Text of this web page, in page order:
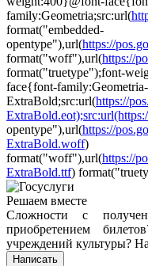
family:Geometria;src:url(
format("embedded-
opentype"),url(https://
format("woff"),url(https://
format("truetype");font-
face{font-family:Geometria-
ExtraBold;src:url(https://
opentype"),url(https://
ExtraBold.woff)
format("woff"),url(https://
ExtraBold.ttf)
Решаем вместе
Сложности с
приобретением
учреждений культуры?
Написать